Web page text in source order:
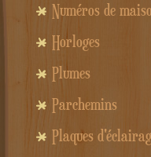
Numéros de
Horloges
Plumes
Parchemins
Plaques